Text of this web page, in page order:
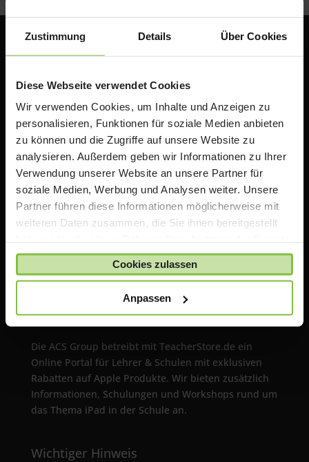
Zustimmung Details Über Cookies
Diese Webseite verwendet Cookies
Wir verwenden Cookies, um Inhalte und Anzeigen zu
personalisieren, Funktionen für soziale Medien anbieten
zu können und die Zugriffe auf unsere Website zu
analysieren. Außerdem geben wir Informationen zu Ihrer
Verwendung unserer Website an unsere Partner für
soziale Medien, Werbung und Analysen weiter. Unsere
Partner führen diese Informationen möglicherweise mit
weiteren Daten zusammen, die Sie ihnen bereitgestellt
gesammelt haben.
Cookies zulassen
Anpassen
ACS Group GmbH
Otto-Hahn-Str. 38a
85521 Ottobrunn / Riemerling
Deutschland
t: +49 (0)89 1893130-10
f: +49 (0)89 1893130-30
Über uns
Die ACS Group betreibt mit TeacherStore.de ein
Online Portal für Lehrer & Schulen mit exklusiven
Rabatten auf Apple Produkte. Wir bieten zusätzlich
Informationen, Schulungen und Workshops rund um
das Thema iPad in der Schule an.
Wichtiger Hinweis